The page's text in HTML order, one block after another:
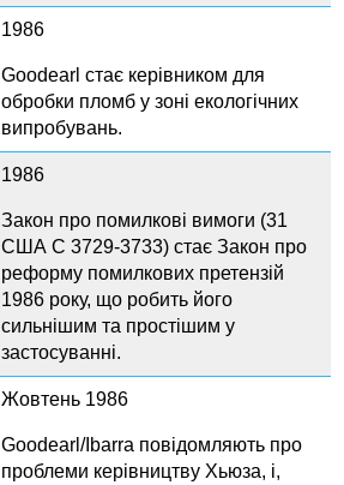
1986
Goodearl стає керівником для
обробки пломб у зоні екологічних
випробувань.
1986
Закон про помилкові вимоги (31
США C 3729-3733) стає Закон про
реформу помилкових претензій
1986 року, що робить його
сильнішим та простішим у
застосуванні.
Жовтень 1986
Goodearl/Ibarra повідомляють про
проблеми керівництву Хьюза, і,